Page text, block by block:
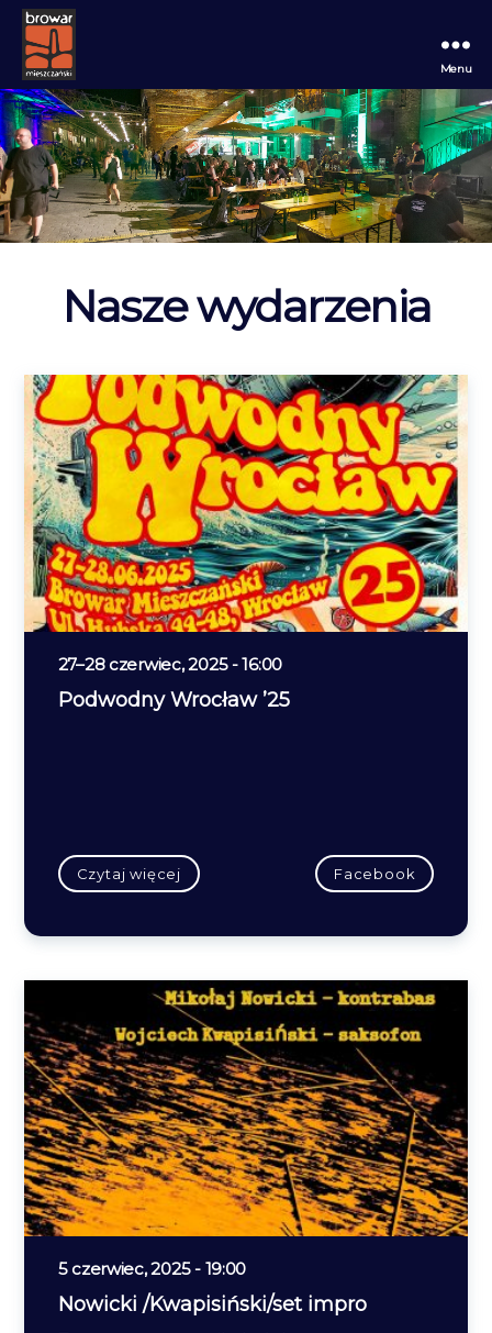
Browar
Mieszczański
Menu
Nasze wydarzenia
27–28 czerwiec, 2025 - 16:00
Podwodny Wrocław ’25
Czytaj więcej Facebook
5 czerwiec, 2025 - 19:00
Nowicki /Kwapisiński/set impro